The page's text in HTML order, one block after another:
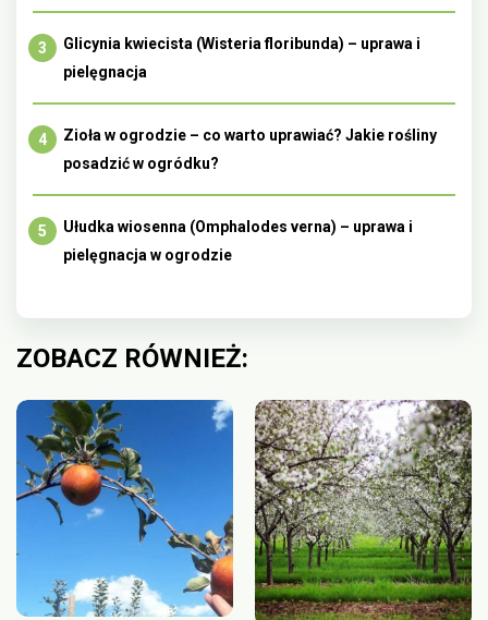
Glicynia kwiecista (Wisteria floribunda) – uprawa i
pielęgnacja
Zioła w ogrodzie – co warto uprawiać? Jakie rośliny
posadzić w ogródku?
Ułudka wiosenna (Omphalodes verna) – uprawa i
pielęgnacja w ogrodzie
ZOBACZ RÓWNIEŻ: